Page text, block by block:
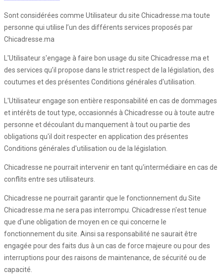
Sont considérées comme Utilisateur du site Chicadresse.ma toute
personne qui utilise l’un des différents services proposés par
Chicadresse.ma
L'Utilisateur s'engage à faire bon usage du site Chicadresse.ma et
des services qu’il propose dans le strict respect de la législation, des
coutumes et des présentes Conditions générales d'utilisation.
L'Utilisateur engage son entière responsabilité en cas de dommages
et intérêts de tout type, occasionnés à Chicadresse ou à toute autre
personne et découlant du manquement à tout ou partie des
obligations qu'il doit respecter en application des présentes
Conditions générales d'utilisation ou de la législation.
Chicadresse ne pourrait intervenir en tant qu'intermédiaire en cas de
conflits entre ses utilisateurs.
Chicadresse ne pourrait garantir que le fonctionnement du Site
Chicadresse.ma ne sera pas interrompu. Chicadresse n'est tenue
que d'une obligation de moyen en ce qui concerne le
fonctionnement du site. Ainsi sa responsabilité ne saurait être
engagée pour des faits dus à un cas de force majeure ou pour des
interruptions pour des raisons de maintenance, de sécurité ou de
capacité.